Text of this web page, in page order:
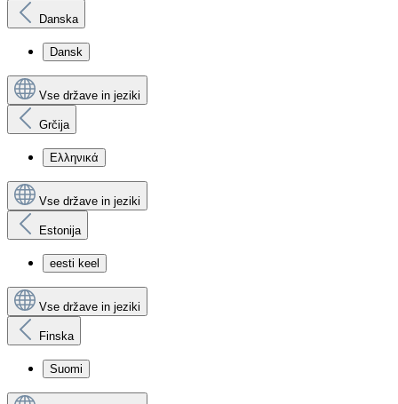
Danska
Dansk
Vse države in jeziki
Grčija
Ελληνικά
Vse države in jeziki
Estonija
eesti keel
Vse države in jeziki
Finska
Suomi